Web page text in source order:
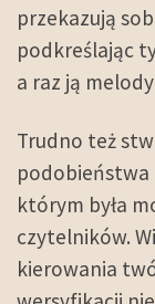
przekazują
podkreślając
a raz ją
Trudno też
podobieństwa
którym była
czytelników.
kierowania